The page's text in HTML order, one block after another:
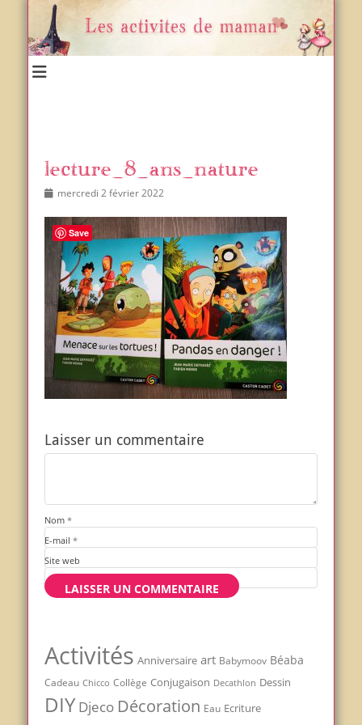
lecture_8_ans_nature
Postedmercredi 2 février 2022
Laisser un commentaire
Nom *
E-mail *
Site web
Activités Anniversaire art Babymoov Béaba
Cadeau Chicco Collège Conjugaison Decathlon Dessin
DIY Djeco Décoration Eau Ecriture
Save